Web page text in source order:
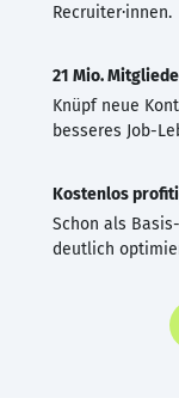
Recruiter·innen.
21 Mio.
Knüpf neue
besseres Job-
Kostenlos
Schon als
deutlich